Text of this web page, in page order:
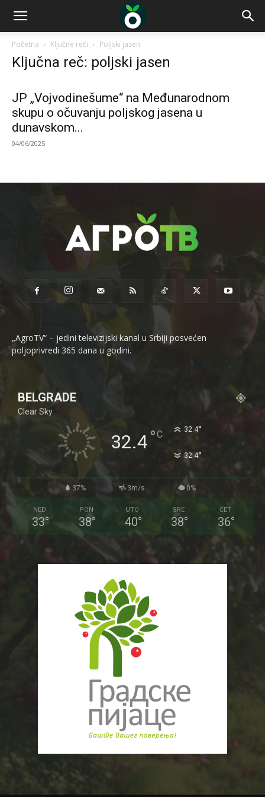
Početna Ključne reči Poljski jasen
Ključna reč: poljski jasen
JP „Vojvodinešume“ na Međunarodnom
skupu o očuvanju poljskog jasena u
dunavskom...
04/06/2025
„AgroTV“ – jedini televizijski kanal u Srbiji posvećen
poljoprivredi 365 dana u godini.
BELGRADE
Clear Sky
32.4°C 32.4°
32.4°
37% 3m/s 0%
NED
33°
PON
38°
UTO
40°
SRE
38°
ČET
36°